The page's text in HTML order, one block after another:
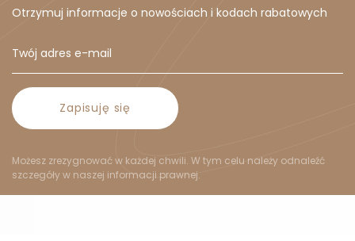
Otrzymuj informacje o nowościach i kodach rabatowych
Zapisuję się
Możesz zrezygnować w każdej chwili. W tym celu należy odnaleźć
szczegóły w naszej informacji prawnej.